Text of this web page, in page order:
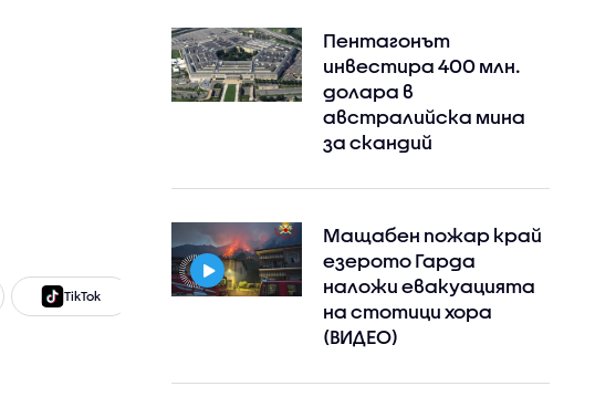
TikTok Instagram Facebook
Пентагонът
инвестира 400 млн.
долара в
австралийска мина
за скандий
Мащабен пожар край
езерото Гарда
наложи евакуацията
на стотици хора
(ВИДЕО)